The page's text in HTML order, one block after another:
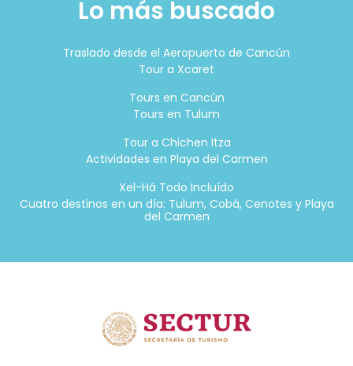
Lo más buscado
Traslado desde el Aeropuerto de Cancún
Tour a Xcaret
Tours en Cancún
Tours en Tulum
Tour a Chichen Itza
Actividades en Playa del Carmen
Xel-Há Todo Incluído
Cuatro destinos en un día: Tulum, Cobá, Cenotes y Playa
del Carmen